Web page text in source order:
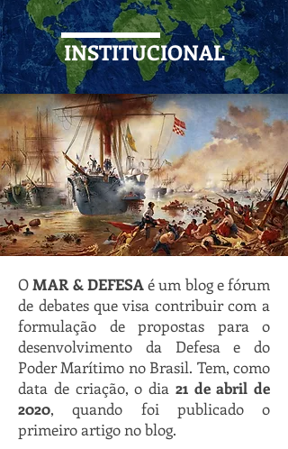
INSTITUCIONAL
OMAR & DEFESAé um blog e fórum
de debates que visa contribuir com a
formulação de propostas para o
desenvolvimento da Defesa e do
Poder Marítimo no Brasil. Tem, como
data de criação, o dia 21 de abril de
2020, quando foi publicado o
primeiro artigo no blog.